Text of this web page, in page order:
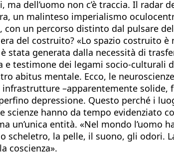
dell’uomo non c’è traccia. Il radar
un malinteso imperialismo
un percorso distinto dal pulsare
del costruito? «Lo spazio costruito
stata generata dalla necessità di
e testimone dei legami socio-
abitus mentale. Ecco, le
infrastrutture –apparentemente
depressione. Questo perché i
scienze hanno da tempo evidenziato
un’unica entità. «Nel mondo l’uomo
scheletro, la pelle, il suono, gli
coscienza».